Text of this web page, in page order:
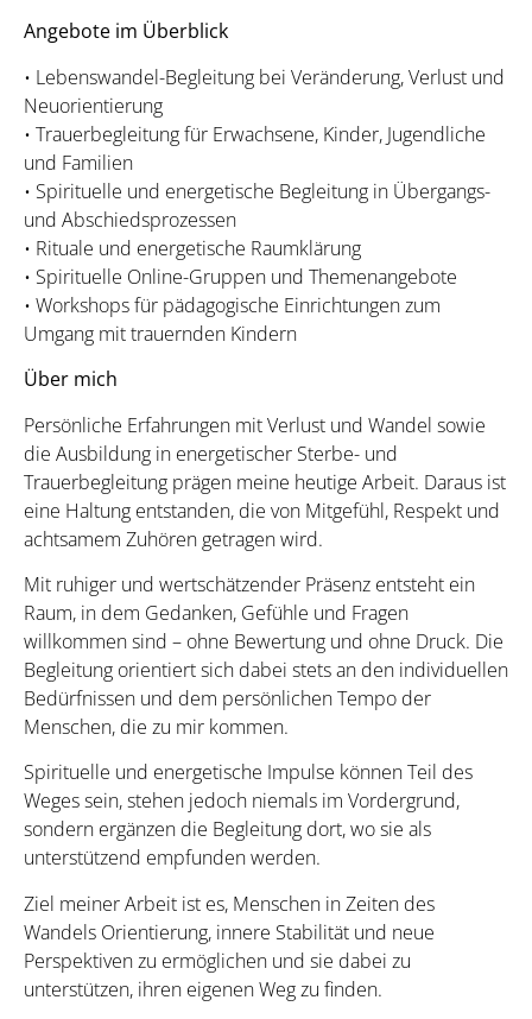
Angebote im Überblick
• Lebenswandel-Begleitung bei Veränderung, Verlust und
Neuorientierung
• Trauerbegleitung für Erwachsene, Kinder, Jugendliche
und Familien
• Spirituelle und energetische Begleitung in Übergangs-
und Abschiedsprozessen
• Rituale und energetische Raumklärung
• Spirituelle Online-Gruppen und Themenangebote
• Workshops für pädagogische Einrichtungen zum
Umgang mit trauernden Kindern
Über mich
Persönliche Erfahrungen mit Verlust und Wandel sowie
die Ausbildung in energetischer Sterbe- und
Trauerbegleitung prägen meine heutige Arbeit. Daraus ist
eine Haltung entstanden, die von Mitgefühl, Respekt und
achtsamem Zuhören getragen wird.
Mit ruhiger und wertschätzender Präsenz entsteht ein
Raum, in dem Gedanken, Gefühle und Fragen
willkommen sind – ohne Bewertung und ohne Druck. Die
Begleitung orientiert sich dabei stets an den individuellen
Bedürfnissen und dem persönlichen Tempo der
Menschen, die zu mir kommen.
Spirituelle und energetische Impulse können Teil des
Weges sein, stehen jedoch niemals im Vordergrund,
sondern ergänzen die Begleitung dort, wo sie als
unterstützend empfunden werden.
Ziel meiner Arbeit ist es, Menschen in Zeiten des
Wandels Orientierung, innere Stabilität und neue
Perspektiven zu ermöglichen und sie dabei zu
unterstützen, ihren eigenen Weg zu finden.